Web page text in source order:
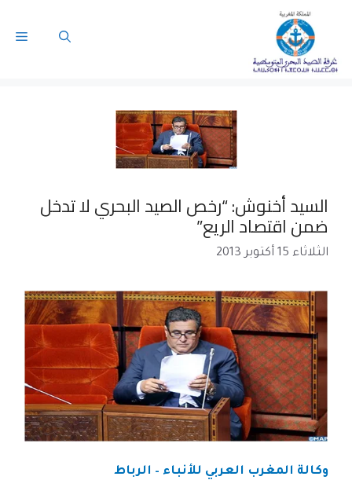
السيد أخنوش: “رخص الصيد البحري لا تدخل
ضمن اقتصاد الريع”
الثلاثاء 15 أكتوبر 2013
وكالة المغرب العربي للأنباء – الرباط